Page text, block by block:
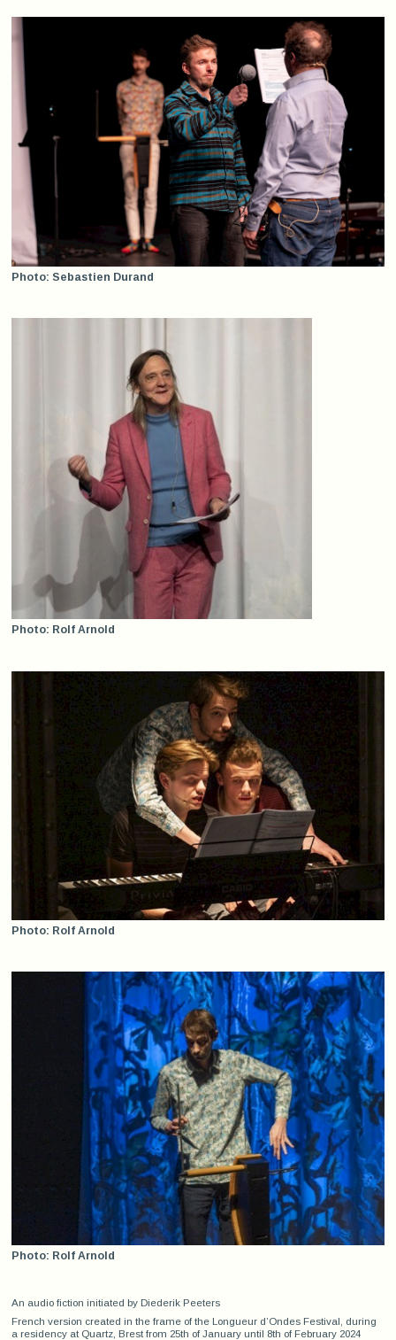
Photo: Sebastien Durand
Photo: Rolf Arnold
Photo: Rolf Arnold
Photo: Rolf Arnold
An audio fiction initiated by Diederik Peeters
French version created in the frame of the Longueur d’Ondes Festival, during
a residency at Quartz, Brest from 25th of January until 8th of February 2024